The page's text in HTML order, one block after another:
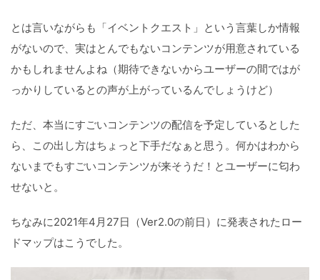
とは言いながらも「イベントクエスト」という言葉しか情報
がないので、実はとんでもないコンテンツが用意されている
かもしれませんよね（期待できないからユーザーの間ではが
っかりしているとの声が上がっているんでしょうけど）
ただ、本当にすごいコンテンツの配信を予定しているとした
ら、この出し方はちょっと下手だなぁと思う。何かはわから
ないまでもすごいコンテンツが来そうだ！とユーザーに匂わ
せないと。
ちなみに2021年4月27日（Ver2.0の前日）に発表されたロー
ドマップはこうでした。